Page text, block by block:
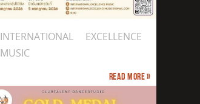
INTERNATIONAL EXCELLENCE
MUSIC
Read more »